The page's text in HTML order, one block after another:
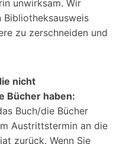
unwirksam. Wir
Bibliotheksausweis
zu zerschneiden und
nicht
Bücher haben:​
Buch/die Bücher
Austrittstermin an die
zurück.​ Wenn Sie